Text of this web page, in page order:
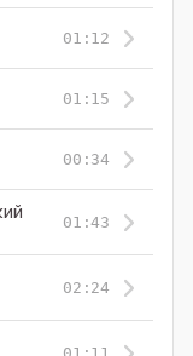
01:12
01:15
00:34
01:43
02:24